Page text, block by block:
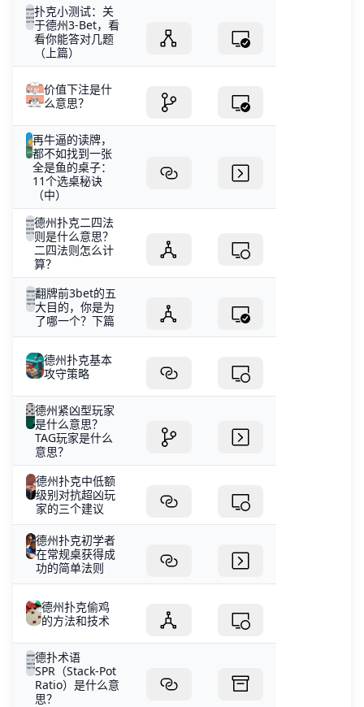
扑克小测试：关
于德州3-Bet，看
看你能答对几题
（上篇）
价值下注是什
么意思？
再牛逼的读牌，
都不如找到一张
全是鱼的桌子：
11个选桌秘诀
（中）
德州扑克二四法
则是什么意思？
二四法则怎么计
算？
翻牌前3bet的五
大目的，你是为
了哪一个？下篇
德州扑克基本
攻守策略
德州紧凶型玩家
是什么意思？
TAG玩家是什么
意思？
德州扑克中低额
级别对抗超凶玩
家的三个建议
德州扑克初学者
在常规桌获得成
功的简单法则
德州扑克偷鸡
的方法和技术
德扑术语
SPR（Stack-Pot
Ratio）是什么意
思？